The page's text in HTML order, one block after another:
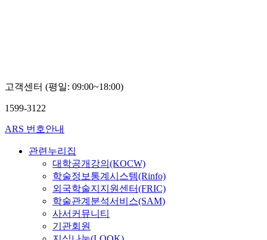
고객센터 (평일: 09:00~18:00)
1599-3122
ARS 번호안내
관련누리집
대학공개강의(KOCW)
학술정보통계시스템(Rinfo)
외국학술지지원센터(FRIC)
학술관계분석서비스(SAM)
사서커뮤니티
기관회원